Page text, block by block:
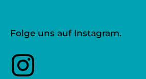
Folge uns auf Instagram.